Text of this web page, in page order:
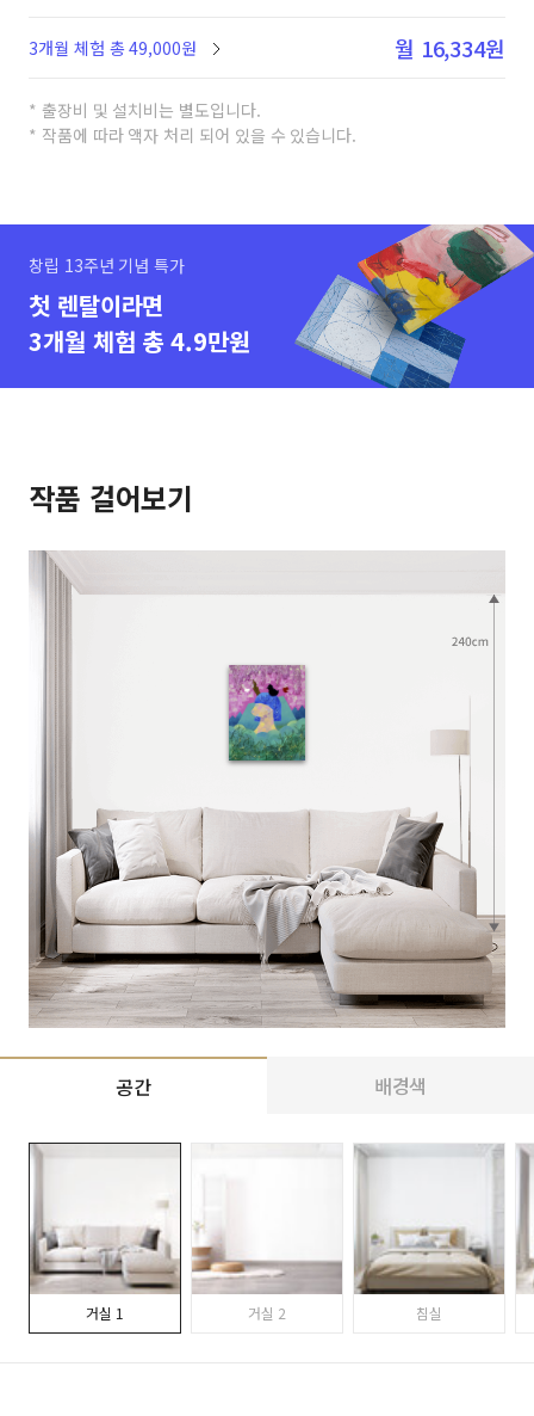
3개월 체험 총 49,000원 월 16,334원
* 출장비 및 설치비는 별도입니다.
* 작품에 따라 액자 처리 되어 있을 수 있습니다.
창립 13주년 기념 특가
첫 렌탈이라면
3개월 체험 총 4.9만원
작품 걸어보기
공간 배경색
거실 1 거실 2 침실